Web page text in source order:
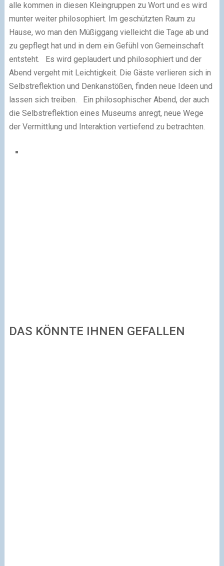
alle kommen in diesen Kleingruppen zu Wort und es wird
munter weiter philosophiert. Im geschützten Raum zu
Hause, wo man den Müßiggang vielleicht die Tage ab und
zu gepflegt hat und in dem ein Gefühl von Gemeinschaft
entsteht. Es wird geplaudert und philosophiert und der
Abend vergeht mit Leichtigkeit. Die Gäste verlieren sich in
Selbstreflektion und Denkanstößen, finden neue Ideen und
lassen sich treiben. Ein philosophischer Abend, der auch
die Selbstreflektion eines Museums anregt, neue Wege
der Vermittlung und Interaktion vertiefend zu betrachten.
DAS KÖNNTE IHNEN GEFALLEN